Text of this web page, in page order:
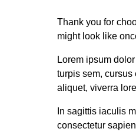
Thank you for
might look like
Lorem ipsum
turpis sem,
aliquet, viverra
In sagittis iaculis
consectetur